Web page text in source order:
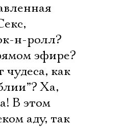
н-ролл?
эфире?
чудеса, как
Ха,
В этом
аду, так